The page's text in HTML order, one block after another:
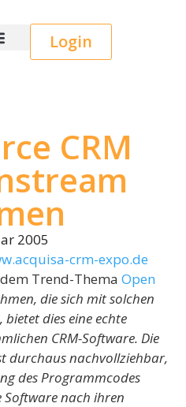
Login
CRM
2005
crm-expo.de
Trend-Thema Open
die sich mit solchen
dies eine echte
CRM-Software. Die
durchaus nachvollziehbar,
des Programmcodes
Software nach ihren